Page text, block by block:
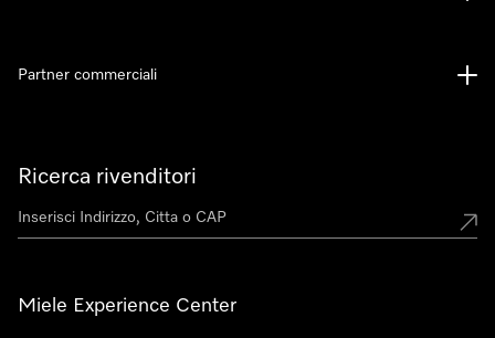
Ricerca rivenditori
Miele Experience Center
Partner commerciali